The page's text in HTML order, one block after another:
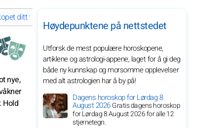
ditt for april 2026 for stjernetegnet ditt
nye,
Hold
Høydepunktene på nettstedet
Utforsk de mest populære horoskopene,
artiklene og astrologi-appene, laget for å gi deg
både ny kunnskap og morsomme opplevelser
med alt astrologien har å by på!
Dagens horoskop for Lørdag 8
August 2026Gratis dagens horoskop
for Lørdag 8 August 2026 for alle 12
stjernetegn.